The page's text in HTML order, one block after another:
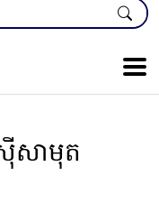
សាមុត